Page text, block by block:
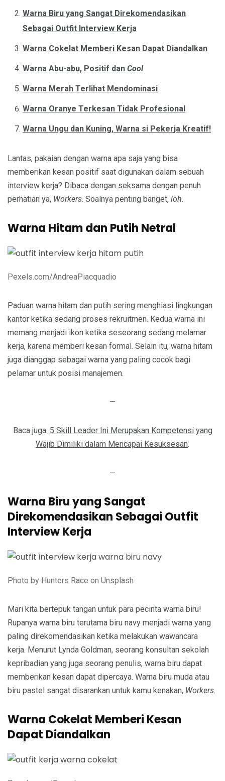
Warna Biru yang Sangat Direkomendasikan
Sebagai Outfit Interview Kerja
Warna Cokelat Memberi Kesan Dapat Diandalkan
Warna Abu-abu, Positif dan Cool
Warna Merah Terlihat Mendominasi
Warna Oranye Terkesan Tidak Profesional
Warna Ungu dan Kuning, Warna si Pekerja Kreatif!
Lantas, pakaian dengan warna apa saja yang bisa
memberikan kesan positif saat digunakan dalam sebuah
interview kerja? Dibaca dengan seksama dengan penuh
perhatian ya, Workers. Soalnya penting banget, loh.
Warna Hitam dan Putih Netral
Pexels.com/AndreaPiacquadio
Paduan warna hitam dan putih sering menghiasi lingkungan
kantor ketika sedang proses rekruitmen. Kedua warna ini
memang menjadi ikon ketika seseorang sedang melamar
kerja, karena memberi kesan formal. Selain itu, warna hitam
juga dianggap sebagai warna yang paling cocok bagi
pelamar untuk posisi manajemen.
—
Baca juga: 5 Skill Leader Ini Merupakan Kompetensi yang
Wajib Dimiliki dalam Mencapai Kesuksesan.
—
Warna Biru yang Sangat
Direkomendasikan Sebagai Outfit
Interview Kerja
Photo by Hunters Race on Unsplash
Mari kita bertepuk tangan untuk para pecinta warna biru!
Rupanya warna biru terutama biru navy menjadi warna yang
paling direkomendasikan ketika melakukan wawancara
kerja. Menurut Lynda Goldman, seorang konsultan sekolah
kepribadian yang juga seorang penulis, warna biru dapat
memberikan kesan dapat dipercaya. Warna biru muda atau
biru pastel sangat disarankan untuk kamu kenakan, Workers.
Warna Cokelat Memberi Kesan
Dapat Diandalkan